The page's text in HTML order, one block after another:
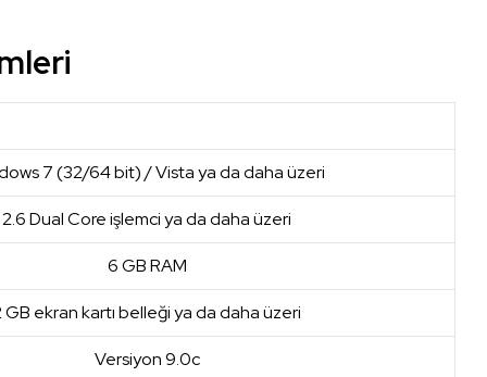
7 (32/64 bit) / Vista ya da daha üzeri
2.6 Dual Core işlemci ya da daha üzeri
6 GB RAM
GB ekran kartı belleği ya da daha üzeri
Versiyon 9.0c